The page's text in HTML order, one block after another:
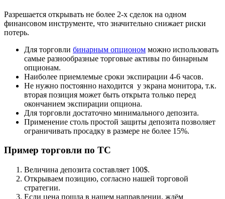
Разрешается открывать не более 2-х сделок на одном
финансовом инструменте, что значительно снижает риски
потерь.
Для торговли бинарным опционом можно использовать
самые разнообразные торговые активы по бинарным
опционам.
Наиболее приемлемые сроки экспирации 4-6 часов.
Не нужно постоянно находится у экрана монитора, т.к.
вторая позиция может быть открыта только перед
окончанием экспирации опциона.
Для торговли достаточно минимального депозита.
Применение столь простой защиты депозита позволяет
ограничивать просадку в размере не более 15%.
Пример торговли по ТС
Величина депозита составляет 100$.
Открываем позицию, согласно нашей торговой
стратегии.
Если цена пошла в нашем направлении, ждём